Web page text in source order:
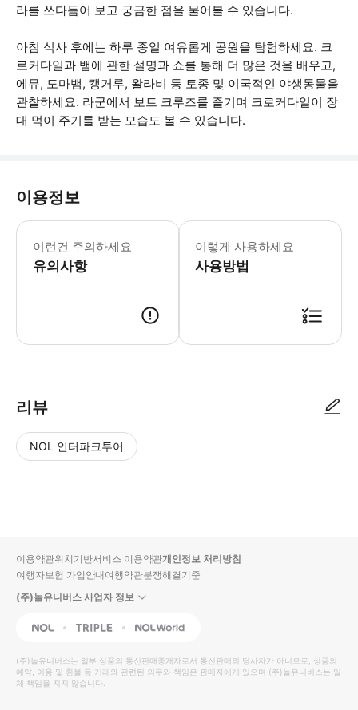
라를 쓰다듬어 보고 궁금한 점을 물어볼 수 있습니다.
아침 식사 후에는 하루 종일 여유롭게 공원을 탐험하세요. 크
로커다일과 뱀에 관한 설명과 쇼를 통해 더 많은 것을 배우고,
에뮤, 도마뱀, 캥거루, 왈라비 등 토종 및 이국적인 야생동물을
관찰하세요. 라군에서 보트 크루즈를 즐기며 크로커다일이 장
대 먹이 주기를 받는 모습도 볼 수 있습니다.
이용정보
이런건 주의하세요
유의사항
• 이 액티비티는 전날 오후 2시 이전
이렇게 사용하세요
사용방법
리뷰
NOL 인터파크투어
입니
다.
높
은
순
동
영
상
순
상
이용약관위치기반서비스 이용약관개인정보 처리방침
여행자보험 가입안내여행약관분쟁해결기준
(주)놀유니버스 사업자 정보
NOL Triple Interpark Global
(주)놀유니버스는 일부 상품의 통신판매중개자로서 통신판매의 당사자가 아니므로, 상품의
예약, 이용 및 환불 등 거래와 관련된 의무와 책임은 판매자에게 있으며 (주)놀유니버스는 일
체 책임을 지지 않습니다.